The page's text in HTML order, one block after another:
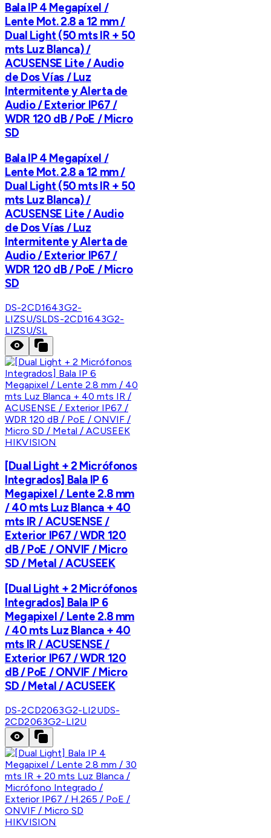
Bala IP 4 Megapíxel /
Lente Mot. 2.8 a 12 mm /
Dual Light (50 mts IR + 50
mts Luz Blanca) /
ACUSENSE Lite / Audio
de Dos Vías / Luz
Intermitente y Alerta de
Audio / Exterior IP67 /
WDR 120 dB / PoE / Micro
SD
Bala IP 4 Megapíxel /
Lente Mot. 2.8 a 12 mm /
Dual Light (50 mts IR + 50
mts Luz Blanca) /
ACUSENSE Lite / Audio
de Dos Vías / Luz
Intermitente y Alerta de
Audio / Exterior IP67 /
WDR 120 dB / PoE / Micro
SD
DS-2CD1643G2-
LIZSU/SLDS-2CD1643G2-
LIZSU/SL
HIKVISION
[Dual Light + 2 Micrófonos
Integrados] Bala IP 6
Megapixel / Lente 2.8 mm
/ 40 mts Luz Blanca + 40
mts IR / ACUSENSE /
Exterior IP67 / WDR 120
dB / PoE / ONVIF / Micro
SD / Metal / ACUSEEK
[Dual Light + 2 Micrófonos
Integrados] Bala IP 6
Megapixel / Lente 2.8 mm
/ 40 mts Luz Blanca + 40
mts IR / ACUSENSE /
Exterior IP67 / WDR 120
dB / PoE / ONVIF / Micro
SD / Metal / ACUSEEK
DS-2CD2063G2-LI2UDS-
2CD2063G2-LI2U
HIKVISION